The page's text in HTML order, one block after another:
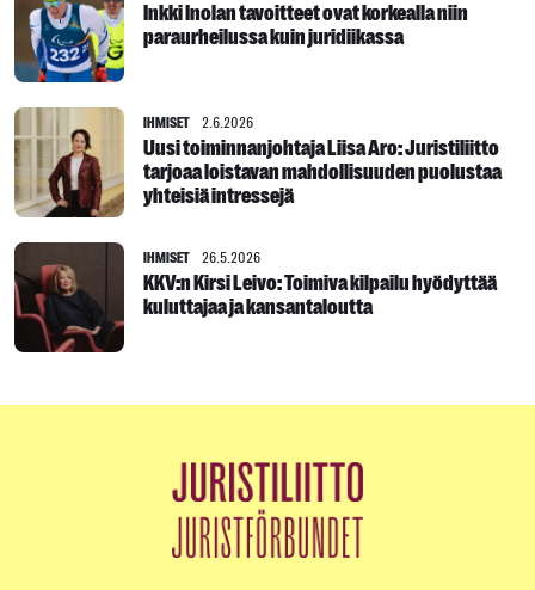
Inkki Inolan tavoitteet ovat korkealla niin
paraurheilussa kuin juridiikassa
IHMISET 2.6.2026
Uusi toiminnanjohtaja Liisa Aro: Juristiliitto
tarjoaa loistavan mahdollisuuden puolustaa
yhteisiä intressejä
IHMISET 26.5.2026
KKV:n Kirsi Leivo: Toimiva kilpailu hyödyttää
kuluttajaa ja kansantaloutta